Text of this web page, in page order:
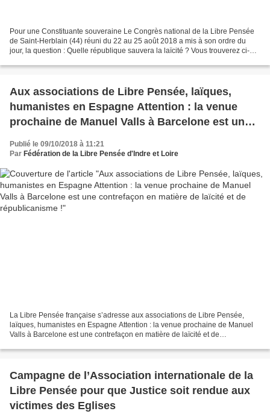
Pour une Constituante souveraine Le Congrès national de la Libre Pensée
de Saint-Herblain (44) réuni du 22 au 25 août 2018 a mis à son ordre du
jour, la question : Quelle république sauvera la laïcité ? Vous trouverez ci-
Aux associations de Libre Pensée, laïques,
humanistes en Espagne Attention : la venue
prochaine de Manuel Valls à Barcelone est une
contrefaçon en matière de laïcité et de
républicanisme !
Publié le 09/10/2018 à 11:21
Par Fédération de la Libre Pensée d'Indre et Loire
La Libre Pensée française s’adresse aux associations de Libre Pensée,
laïques, humanistes en Espagne Attention : la venue prochaine de Manuel
Valls à Barcelone est une contrefaçon en matière de laïcité et de
Campagne de l’Association internationale de la
Libre Pensée pour que Justice soit rendue aux
victimes des Eglises